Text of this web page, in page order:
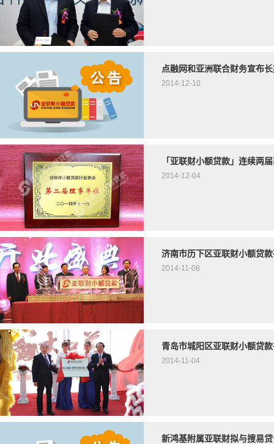
点融网和亚洲联合财务宣布
2014-12-10
「亚联财小额贷款」连续两
2014-12-04
济南市历下区亚联财小额贷
2014-11-06
青岛市城阳区亚联财小额贷
2014-11-04
新鸿基附属亚联财拟与搜易